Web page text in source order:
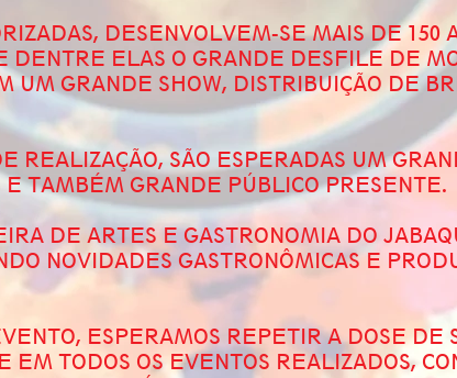
DESENVOLVEM-SE MAIS DE 150
DENTRE ELAS O GRANDE DESFILE DE
UM GRANDE SHOW, DISTRIBUIÇÃO DE
REALIZAÇÃO, SÃO ESPERADAS UM
E TAMBÉM GRANDE PÚBLICO PRESENTE.
DE ARTES E GASTRONOMIA DO
NOVIDADES GASTRONÔMICAS E
ESPERAMOS REPETIR A DOSE DE
EM TODOS OS EVENTOS REALIZADOS,